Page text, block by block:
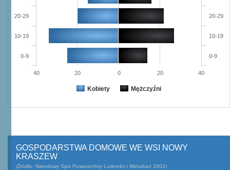
Kobiety Mężczyźni
0-9
10-19
20-29
0-9
10-19
20-29
40 20 0 20 40
GOSPODARSTWA DOMOWE WE WSI NOWY
KRASZEW
(Źródło: Narodowy Spis Powszechny Ludności i Mieszkań 2002)